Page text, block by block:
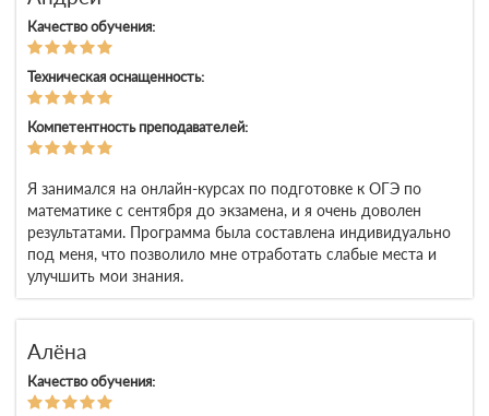
Качество обучения:
Техническая оснащенность:
Компетентность преподавателей:
Я занимался на онлайн-курсах по подготовке к ОГЭ по
математике с сентября до экзамена, и я очень доволен
результатами. Программа была составлена индивидуально
под меня, что позволило мне отработать слабые места и
улучшить мои знания.
Алёна
Качество обучения: